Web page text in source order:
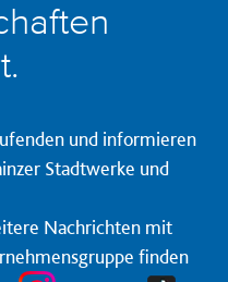
und informieren
Stadtwerke und
Nachrichten mit
finden